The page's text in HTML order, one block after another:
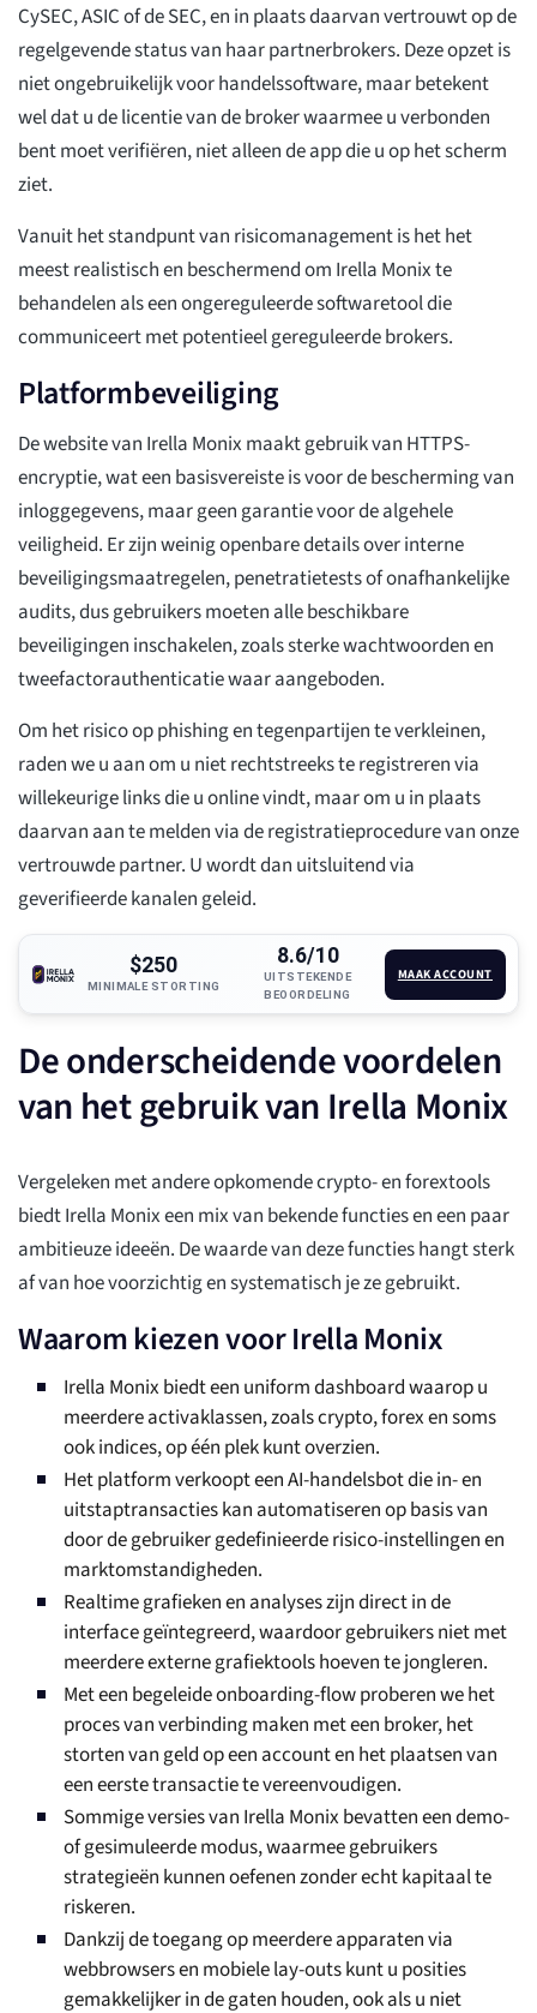
CySEC, ASIC of de SEC, en in plaats daarvan vertrouwt op de
regelgevende status van haar partnerbrokers. Deze opzet is
niet ongebruikelijk voor handelssoftware, maar betekent
wel dat u de licentie van de broker waarmee u verbonden
bent moet verifiëren, niet alleen de app die u op het scherm
ziet.
Vanuit het standpunt van risicomanagement is het het
meest realistisch en beschermend om Irella Monix te
behandelen als een ongereguleerde softwaretool die
communiceert met potentieel gereguleerde brokers.
Platformbeveiliging
De website van Irella Monix maakt gebruik van HTTPS-
encryptie, wat een basisvereiste is voor de bescherming van
inloggegevens, maar geen garantie voor de algehele
veiligheid. Er zijn weinig openbare details over interne
beveiligingsmaatregelen, penetratietests of onafhankelijke
audits, dus gebruikers moeten alle beschikbare
beveiligingen inschakelen, zoals sterke wachtwoorden en
tweefactorauthenticatie waar aangeboden.
Om het risico op phishing en tegenpartijen te verkleinen,
raden we u aan om u niet rechtstreeks te registreren via
willekeurige links die u online vindt, maar om u in plaats
daarvan aan te melden via de registratieprocedure van onze
vertrouwde partner. U wordt dan uitsluitend via
geverifieerde kanalen geleid.
$250
MINIMALE STORTING
8.6/10
UITSTEKENDE
BEOORDELING
MAAK ACCOUNT
De onderscheidende voordelen
van het gebruik van Irella Monix
Vergeleken met andere opkomende crypto- en forextools
biedt Irella Monix een mix van bekende functies en een paar
ambitieuze ideeën. De waarde van deze functies hangt sterk
af van hoe voorzichtig en systematisch je ze gebruikt.
Waarom kiezen voor Irella Monix
Irella Monix biedt een uniform dashboard waarop u
meerdere activaklassen, zoals crypto, forex en soms
ook indices, op één plek kunt overzien.
Het platform verkoopt een AI-handelsbot die in- en
uitstaptransacties kan automatiseren op basis van
door de gebruiker gedefinieerde risico-instellingen en
marktomstandigheden.
Realtime grafieken en analyses zijn direct in de
interface geïntegreerd, waardoor gebruikers niet met
meerdere externe grafiektools hoeven te jongleren.
Met een begeleide onboarding-flow proberen we het
proces van verbinding maken met een broker, het
storten van geld op een account en het plaatsen van
een eerste transactie te vereenvoudigen.
Sommige versies van Irella Monix bevatten een demo-
of gesimuleerde modus, waarmee gebruikers
strategieën kunnen oefenen zonder echt kapitaal te
riskeren.
Dankzij de toegang op meerdere apparaten via
webbrowsers en mobiele lay-outs kunt u posities
gemakkelijker in de gaten houden, ook als u niet